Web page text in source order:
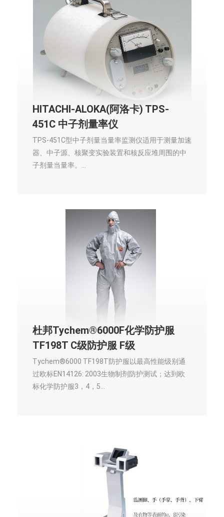
HITACHI-ALOKA(阿洛卡) TPS-
451C 中子剂量率仪
TPS-451C型中子剂量当量率监测仪适用于测量加速
器、中子源、核聚变实验装置和核反应堆周围的中
子剂量当量率。…
杜邦Tychem®6000F化学防护服
TF198T C级防护服 F级
Tychem®6000 TF198T防护服以最高性能级别通
过欧标EN14126: 2003生物制剂防护测试；达到欧
标化学防护服3，4，5…